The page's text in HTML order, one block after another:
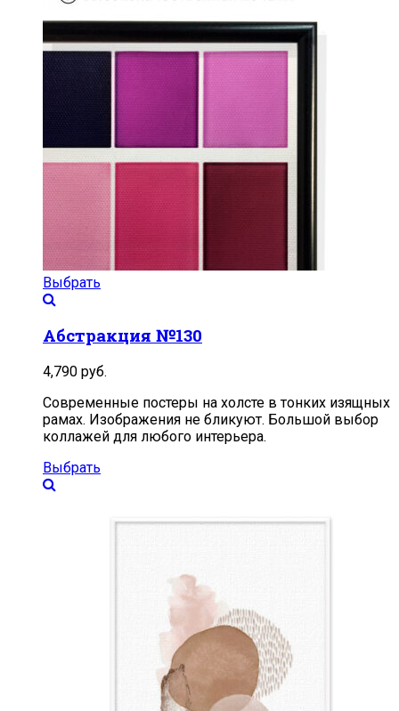
Выбрать
Абстракция №130
4,790 руб.
Современные постеры на холсте в тонких изящных
рамах. Изображения не бликуют. Большой выбор
коллажей для любого интерьера.
Выбрать